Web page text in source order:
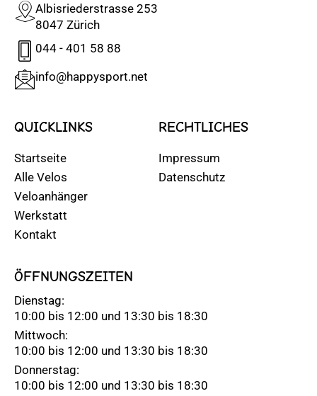
Albisriederstrasse 253
8047 Zürich
044 - 401 58 88
info@happysport.net
QUICKLINKS
Startseite
Alle Velos
Veloanhänger
Werkstatt
Kontakt
RECHTLICHES
Impressum
Datenschutz
ÖFFNUNGSZEITEN
Dienstag:
10:00 bis 12:00 und 13:30 bis 18:30
Mittwoch:
10:00 bis 12:00 und 13:30 bis 18:30
Donnerstag:
10:00 bis 12:00 und 13:30 bis 18:30